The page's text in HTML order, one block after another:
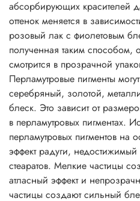
• не растворимы в воде,
щелочами;
• негорючие вещества;
• устойчивы до 800°C;
• устойчивы к УФ;
• превосходно сочетаются с
• устойчивы к растворителям;
• легко смешиваются друг с
эффекты искрящегося типа;
• легко диспергируются во
нитроцеллюлозой.
Рекомендации по
Соотношение для
1-3 части пигмента : 10 частей
абсорбирующих красителей
оттенок меняется в
розовый лак с фиолетовым
полученная таким способом,
смотрится в прозрачной
Перламутровые пигменты
серебряный, золотой,
блеск. Это зависит от
в перламутровых пигментах.
перламутровых пигментов на
эффект радуги,
стеаратов. Мелкие частицы
атласный эффект и
частицы создают сильный